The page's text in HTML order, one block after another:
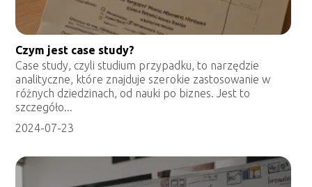
Czym jest case study?
Case study, czyli studium przypadku, to narzędzie
analityczne, które znajduje szerokie zastosowanie w
różnych dziedzinach, od nauki po biznes. Jest to
szczegóło...
2024-07-23